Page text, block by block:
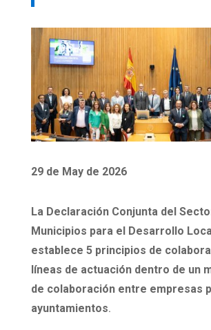
29 de May de 2026
La Declaración Conjunta del
Municipios para el Desarrollo
establece 5 principios de
líneas de actuación dentro de un
de colaboración entre empresas
ayuntamientos.